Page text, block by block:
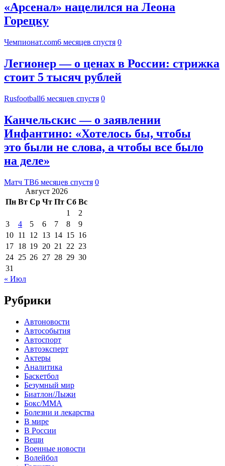
«Арсенал» нацелился на Леона
Горецку
Чемпионат.com6 месяцев спустя 0
Легионер — о ценах в России: стрижка
стоит 5 тысяч рублей
Rusfootball6 месяцев спустя 0
Канчельскис — о заявлении
Инфантино: «Хотелось бы, чтобы
это были не слова, а чтобы все было
на деле»
Матч ТВ6 месяцев спустя 0
Август 2026
Пн Вт Ср Чт Пт Сб Вс
1
2
3
4 5 6 7 8
9
10 11 12 13 14 15 16
17 18 19 20 21 22 23
24 25 26 27 28 29 30
31
« Июл
Рубрики
Автоновости
Автособытия
Автоспорт
Автоэксперт
Актеры
Аналитика
Баскетбол
Безумный мир
Биатлон/Лыжи
Бокс/MMA
Болезни и лекарства
В мире
В России
Вещи
Военные новости
Волейбол